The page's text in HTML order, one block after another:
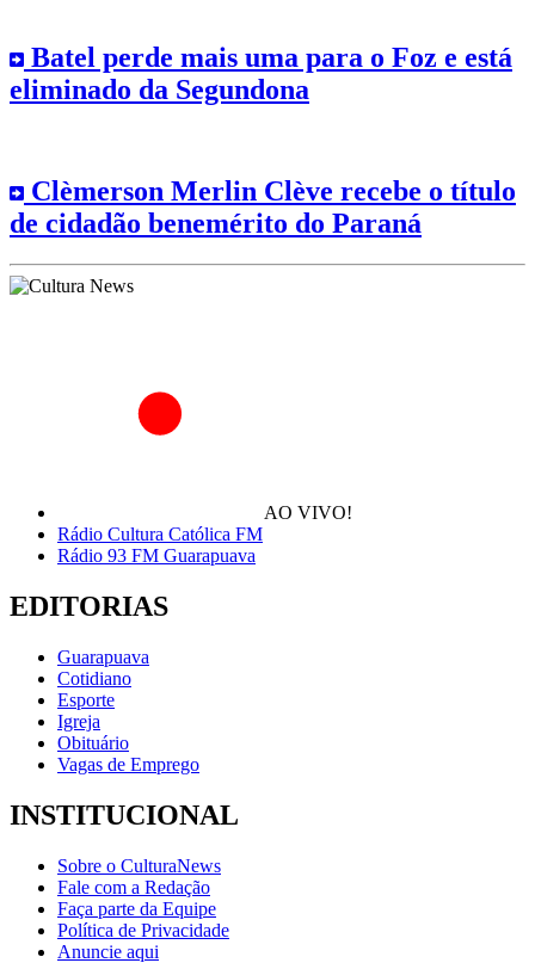
Batel perde mais uma para o Foz e está
eliminado da Segundona
Clèmerson Merlin Clève recebe o título
de cidadão benemérito do Paraná
AO VIVO!
Rádio Cultura Católica FM
Rádio 93 FM Guarapuava
EDITORIAS
Guarapuava
Cotidiano
Esporte
Igreja
Obituário
Vagas de Emprego
INSTITUCIONAL
Sobre o CulturaNews
Fale com a Redação
Faça parte da Equipe
Política de Privacidade
Anuncie aqui